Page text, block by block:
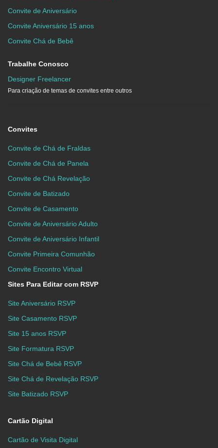
Convite de Aniversário
Convite Aniversário 15 anos
Convite Chá de Bebê
Trabalhe Conosco
Designer Freelancer
Para criação de temas de convites entre outros
Convites
Convite de Chá de Fraldas
Convite de Chá de Panela
Convite de Chá Revelação
Convite de Batizado
Convite de Casamento
Convite de Aniversário Adulto
Convite de Aniversário Infantil
Convite Primeira Comunhão
Convite Encontro Virtual
Sites Para Editar com RSVP
Site Aniversário RSVP
Site Casamento RSVP
Site 15 anos RSVP
Site Formatura RSVP
Site Chá de Bebê RSVP
Site Chá de Revelação RSVP
Site Batizado RSVP
Cartão Digital
Cartão de Visita Digital